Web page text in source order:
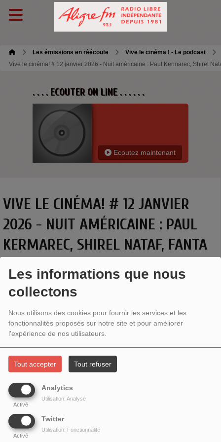
Les informations que nous
collectons
Nous utilisons des cookies pour fournir les services et les
fonctionnalités proposés sur notre site et pour améliorer
l'expérience de nos utilisateurs.
Tout accepter Tout refuser
Analytics
Activé
Utilisation: Analyse
Twitter
Activé
Utilisation: Fonctionnalité
Les émissions en réécoute
Vive le cinéma ! - Le podcast
Vive le cinéma! # 12 janvier 2026 - Nuit américaine : Paul Kermarec, Shirel
. . . . ECOUTER ON LINE . . . . . .
Ecoutez maintenant
VIVE LE CINÉMA! # 12 JANVIER
2026 - NUIT AMÉRICAINE : PAUL
KERMAREC, SHIREL NATAF, FANTA
KEBE, ULYSSE SORABELLA
VIVE LE CINÉMA ! / NUIT AMÉRICAINE
ENTRETIEN AVEC FANTA KEBE, SHIREL NATAF, ACTRICES, ET